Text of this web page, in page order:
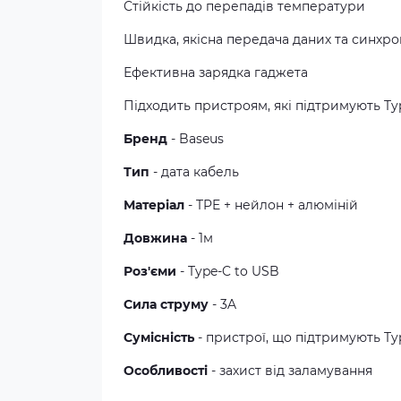
Стійкість до перепадів температури
Швидка, якісна передача даних та
Ефективна зарядка гаджета
Підходить пристроям, які підтримують
Бренд - Baseus
Тип - дата кабель
Матеріал - TPE + нейлон + алюміній
Довжина - 1м
Роз'єми - Type-C to USB
Сила струму - 3A
Сумісність - пристрої, що підтримують
Особливості - захист від заламування